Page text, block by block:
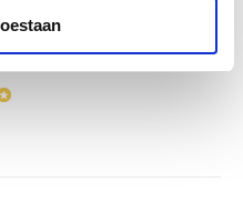
voor akoestische